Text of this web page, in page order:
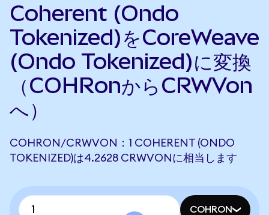
Coherent (Ondo
Tokenized)をCoreWeave
(Ondo Tokenized)に変換
（COHRonからCRWVon
へ）
COHRON/CRWVON：1 COHERENT (ONDO
TOKENIZED)は4.2628 CRWVONに相当します
COHRON